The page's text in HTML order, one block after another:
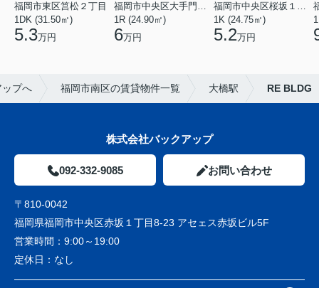
福岡市東区筥松２丁目
1DK (31.50㎡)
5.3万円
福岡市中央区大手門３丁目
1R (24.90㎡)
6万円
福岡市中央区桜坂１丁目
1K (24.75㎡)
5.2万円
プへ 福岡市南区の賃貸物件一覧 大橋駅 RE BLDG
株式会社バックアップ
092-332-9085 お問い合わせ
〒810-0042
福岡県福岡市中央区赤坂１丁目8-23 アセェス赤坂ビル5F
営業時間： 9:00～19:00
定休日： なし